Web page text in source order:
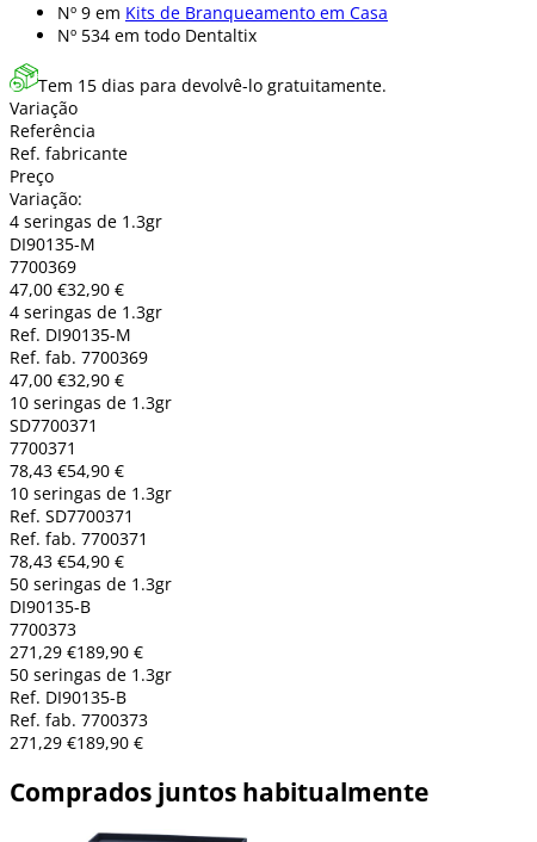
Nº 9 em Kits de Branqueamento em Casa
Nº 534 em todo Dentaltix
Tem 15 dias para devolvê-lo gratuitamente.
Variação
Referência
Ref. fabricante
Preço
Variação:
4 seringas de 1.3gr
DI90135-M
7700369
47,00 €32,90 €
4 seringas de 1.3gr
Ref. DI90135-M
Ref. fab. 7700369
47,00 €32,90 €
10 seringas de 1.3gr
SD7700371
7700371
78,43 €54,90 €
10 seringas de 1.3gr
Ref. SD7700371
Ref. fab. 7700371
78,43 €54,90 €
50 seringas de 1.3gr
DI90135-B
7700373
271,29 €189,90 €
50 seringas de 1.3gr
Ref. DI90135-B
Ref. fab. 7700373
271,29 €189,90 €
Comprados juntos habitualmente